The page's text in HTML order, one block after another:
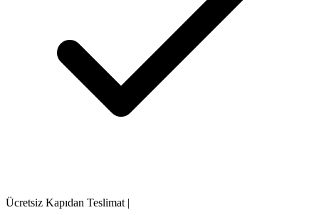
Ücretsiz Kapıdan Teslimat |